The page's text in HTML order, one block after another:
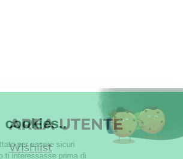
AREA UTENTE
Wishlist